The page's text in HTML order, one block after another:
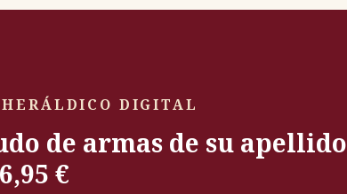
HERÁLDICO DIGITAL
de armas de su apellido
€